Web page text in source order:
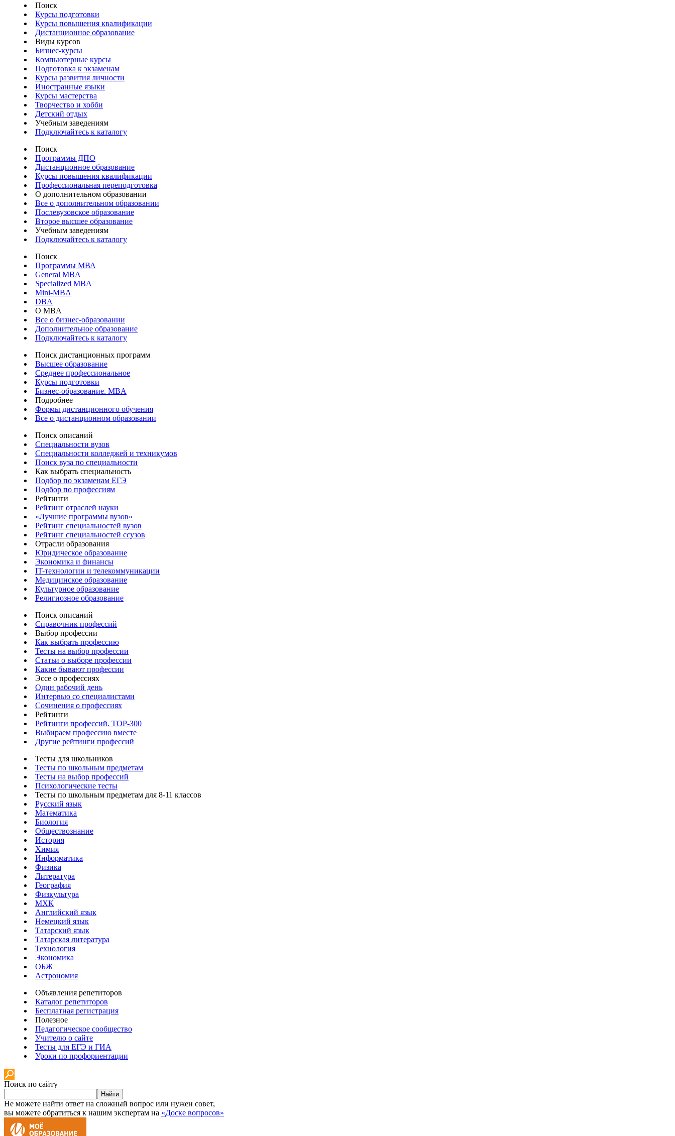
Поиск
Курсы подготовки
Курсы повышения квалификации
Дистанционное образование
Виды курсов
Бизнес-курсы
Компьютерные курсы
Подготовка к экзаменам
Курсы развития личности
Иностранные языки
Курсы мастерства
Творчество и хобби
Детский отдых
Учебным заведениям
Подключайтесь к каталогу
Поиск
Программы ДПО
Дистанционное образование
Курсы повышения квалификации
Профессиональная переподготовка
О дополнительном образовании
Все о дополнительном образовании
Послевузовское образование
Второе высшее образование
Учебным заведениям
Подключайтесь к каталогу
Поиск
Программы МВА
General MBA
Specialized MBA
Mini-MBA
DBA
О MBA
Все о бизнес-образовании
Дополнительное образование
Подключайтесь к каталогу
Поиск дистанционных программ
Высшее образование
Среднее профессиональное
Курсы подготовки
Бизнес-образование. MBA
Подробнее
Формы дистанционного обучения
Все о дистанционном образовании
Поиск описаний
Специальности вузов
Специальности колледжей и техникумов
Поиск вуза по специальности
Как выбрать специальность
Подбор по экзаменам ЕГЭ
Подбор по профессиям
Рейтинги
Рейтинг отраслей науки
«Лучшие программы вузов»
Рейтинг специальностей вузов
Рейтинг специальностей ссузов
Отрасли образования
Юридическое образование
Экономика и финансы
IT-технологии и телекоммуникации
Медицинское образование
Культурное образование
Религиозное образование
Поиск описаний
Справочник профессий
Выбор профессии
Как выбрать профессию
Тесты на выбор профессии
Статьи о выборе профессии
Какие бывают профессии
Эссе о профессиях
Один рабочий день
Интервью со специалистами
Сочинения о профессиях
Рейтинги
Рейтинги профессий. TOP-300
Выбираем профессию вместе
Другие рейтинги профессий
Тесты для школьников
Тесты по школьным предметам
Тесты на выбор профессий
Психологические тесты
Тесты по школьным предметам для 8-11 классов
Русский язык
Математика
Биология
Обществознание
История
Химия
Информатика
Физика
Литература
География
Физкультура
МХК
Английский язык
Немецкий язык
Татарский язык
Татарская литература
Технология
Экономика
ОБЖ
Астрономия
Объявления репетиторов
Каталог репетиторов
Бесплатная регистрация
Полезное
Педагогическое сообщество
Учителю о сайте
Тесты для ЕГЭ и ГИА
Уроки по профориентации
Поиск по сайту
Найти
Не можете найти ответ на сложный вопрос или нужен совет,
вы можете обратиться к нашим экспертам на «Доске вопросов»